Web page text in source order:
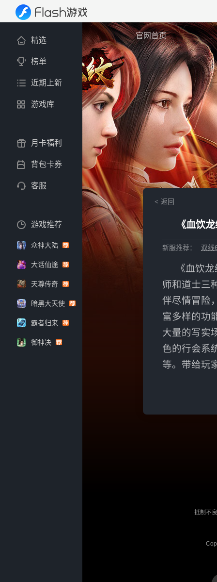
官网首页
返回
《血饮
新服推荐： 双线
《血饮
师和道士三
伴尽情冒险
富多样的功
大量的写实
色的行会系
等。带给玩
精选
榜单
近期上新
游戏库
月卡福利
背包卡券
客服
游戏推荐
众神大陆
大话仙途
天尊传奇
暗黑大天使
霸者归来
御神决
抵制不